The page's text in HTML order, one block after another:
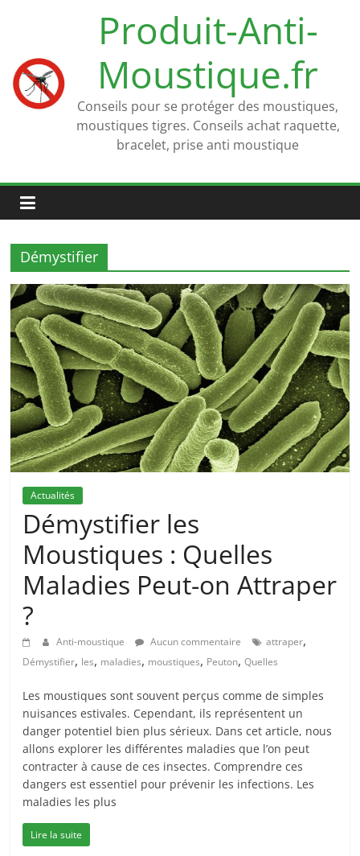
Produit-Anti-
Moustique.fr
Conseils pour se protéger des moustiques,
moustiques tigres. Conseils achat raquette,
bracelet, prise anti moustique
Démystifier
Actualités
Démystifier les
Moustiques : Quelles
Maladies Peut-on Attraper
?
Anti-moustique Aucun commentaire attraper,
Démystifier, les, maladies, moustiques, Peuton,Quelles
Les moustiques sont souvent perçus comme de simples
nuisances estivales. Cependant, ils représentent un
danger potentiel bien plus sérieux. Dans cet article, nous
allons explorer les différentes maladies que l’on peut
contracter à cause de ces insectes. Comprendre ces
dangers est essentiel pour prévenir les infections. Les
maladies les plus
Lire la suite